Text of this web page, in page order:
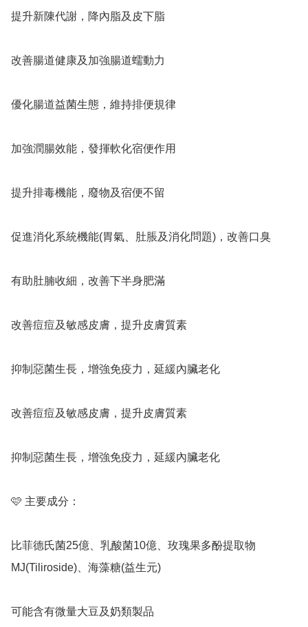
提升新陳代謝，降內脂及皮下脂
改善腸道健康及加強腸道蠕動力
優化腸道益菌生態，維持排便規律
加強潤腸效能，發揮軟化宿便作用
提升排毒機能，廢物及宿便不留
促進消化系統機能(胃氣、肚脹及消化問題)，改善口臭
有助肚腩收細，改善下半身肥滿
改善痘痘及敏感皮膚，提升皮膚質素
抑制惡菌生長，增強免疫力，延緩內臟老化
改善痘痘及敏感皮膚，提升皮膚質素
抑制惡菌生長，增強免疫力，延緩內臟老化
🩷 主要成分：
比菲德氏菌25億、乳酸菌10億、玫瑰果多酚提取物
MJ(Tiliroside)、海藻糖(益生元)
可能含有微量大豆及奶類製品